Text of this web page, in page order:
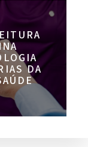
DA